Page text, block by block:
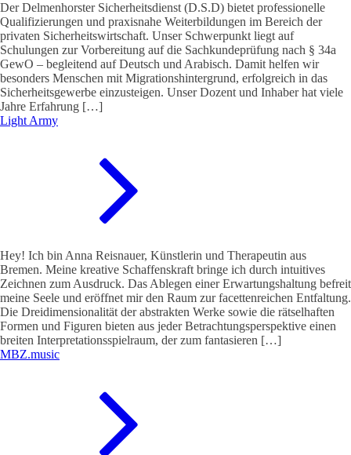
Der Delmenhorster Sicherheitsdienst (D.S.D) bietet professionelle
Qualifizierungen und praxisnahe Weiterbildungen im Bereich der
privaten Sicherheitswirtschaft. Unser Schwerpunkt liegt auf
Schulungen zur Vorbereitung auf die Sachkundeprüfung nach § 34a
GewO – begleitend auf Deutsch und Arabisch. Damit helfen wir
besonders Menschen mit Migrationshintergrund, erfolgreich in das
Sicherheitsgewerbe einzusteigen. Unser Dozent und Inhaber hat viele
Jahre Erfahrung […]
Light Army
Hey! Ich bin Anna Reisnauer, Künstlerin und Therapeutin aus
Bremen. Meine kreative Schaffenskraft bringe ich durch intuitives
Zeichnen zum Ausdruck. Das Ablegen einer Erwartungshaltung befreit
meine Seele und eröffnet mir den Raum zur facettenreichen Entfaltung.
Die Dreidimensionalität der abstrakten Werke sowie die rätselhaften
Formen und Figuren bieten aus jeder Betrachtungsperspektive einen
breiten Interpretationsspielraum, der zum fantasieren […]
MBZ.music